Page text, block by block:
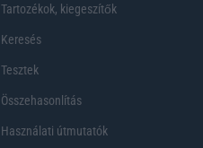
Tartozékok, kiegeszítők
Keresés
Tesztek
Összehasonlítás
Használati útmutatók